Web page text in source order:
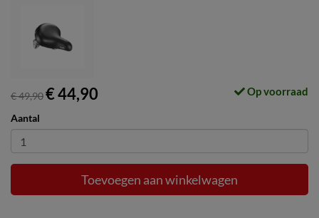
€ 49,90€ 44,90 Op voorraad
Aantal
Toevoegen aan winkelwagen